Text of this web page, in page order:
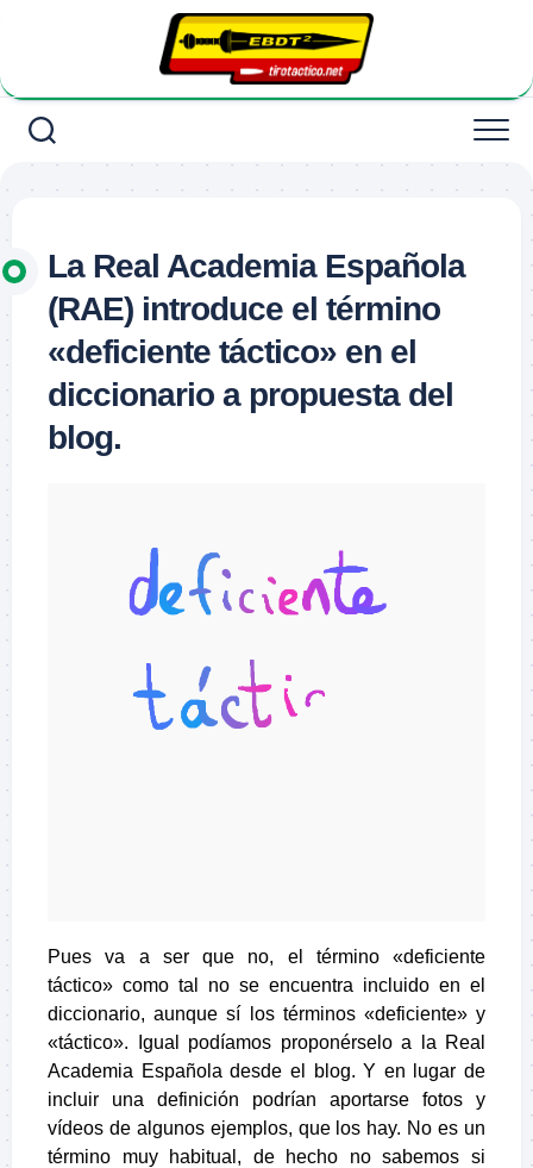
La Real Academia Española
(RAE) introduce el término
«deficiente táctico» en el
diccionario a propuesta del
blog.
Pues va a ser que no, el término «deficiente
táctico» como tal no se encuentra incluido en el
diccionario, aunque sí los términos «deficiente» y
«táctico». Igual podíamos proponérselo a la Real
Academia Españoladesde el blog. Y en lugar de
incluir una definición podrían aportarse fotos y
vídeos de algunos ejemplos, que los hay. No es un
término muy habitual, de hecho no sabemos si